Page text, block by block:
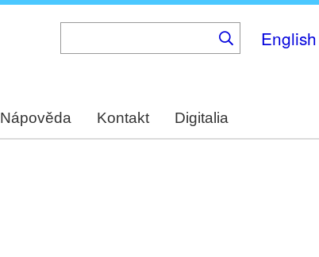
English
Nápověda Kontakt Digitalia